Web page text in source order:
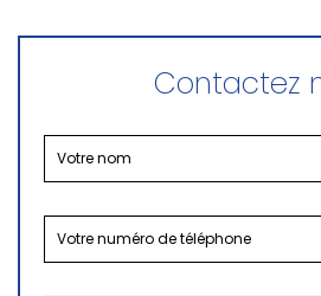
Contactez